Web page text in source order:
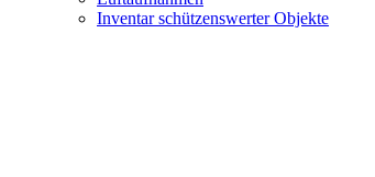
Inventar schützenswerter Objekte